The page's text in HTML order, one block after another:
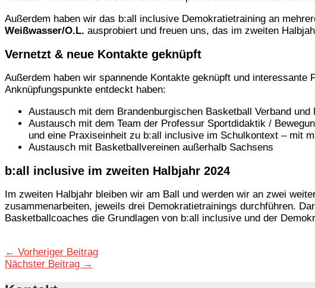
Außerdem haben wir das b:all inclusive Demokratietraining an
Weißwasser/O.L. ausprobiert und freuen uns, das im zweiten
Vernetzt & neue Kontakte geknüpft
Außerdem haben wir spannende Kontakte geknüpft und
Anknüpfungspunkte entdeckt haben:
Austausch mit dem Brandenburgischen Basketball Verband
Austausch mit dem Team der Professur Sportdidaktik /
und eine Praxiseinheit zu b:all inclusive im Schulkontext – mit
Austausch mit Basketballvereinen außerhalb Sachsens
b:all inclusive im zweiten Halbjahr 2024
Im zweiten Halbjahr bleiben wir am Ball und werden wir an zwei
zusammenarbeiten, jeweils drei Demokratietrainings durchführen.
Basketballcoaches die Grundlagen von b:all inclusive und der
← Vorheriger Beitrag
Nächster Beitrag →